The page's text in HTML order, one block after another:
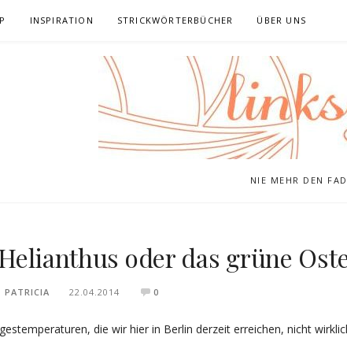
INSPIRATION STRICKWÖRTERBÜCHER ÜBER UNS
NIE MEHR DEN
oder das grüne
PATRICIA 22.04.2014 0
die wir hier in Berlin derzeit erreichen, nicht